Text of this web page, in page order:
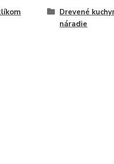
Drevené
náradie